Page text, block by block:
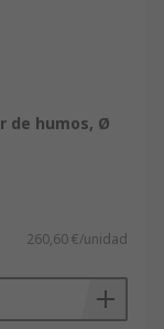
de humos, Ø
260,60 €/unidad